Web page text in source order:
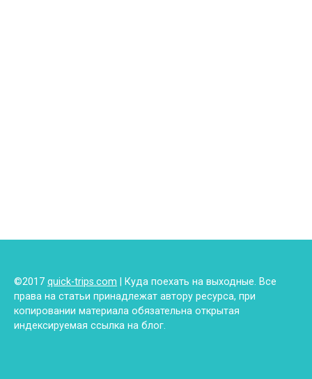
©2017 quick-trips.com | Куда поехать на выходные. Все
права на статьи принадлежат автору ресурса, при
копировании материала обязательна открытая
индексируемая ссылка на блог.